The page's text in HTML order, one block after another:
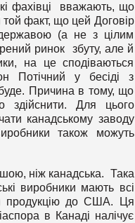
фахівці вважають, що
той факт, що цей Договір
(а не з цілим
ринок збуту, але й
на це сподіваються
Потічний у бесіді з
Причина в тому, що
здійснити. Для цього
канадському заводу
також можуть
ніж канадська. Така
виробники мають всі
продукцію до США. Ця
в Канаді налічує